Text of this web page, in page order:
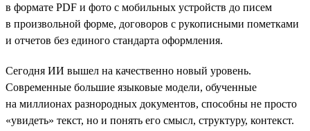
в формате PDF и фото с мобильных устройств до писем
в произвольной форме, договоров с рукописными пометками
и отчетов без единого стандарта оформления.
Сегодня ИИ вышел на качественно новый уровень.
Современные большие языковые модели, обученные
на миллионах разнородных документов, способны не просто
«увидеть» текст, но и понять его смысл, структуру, контекст.